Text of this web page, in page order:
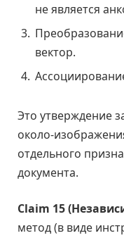
не является
вектор.
Это утверждение
около-
отдельного
документа.
Claim 15
метод (в виде